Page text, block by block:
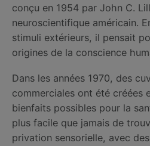
conçu en 1954 par John C.
neuroscientifique américain.
stimuli extérieurs, il pensait
origines de la conscience
Dans les années 1970, des
commerciales ont été créées
bienfaits possibles pour la
plus facile que jamais de
privation sensorielle, avec